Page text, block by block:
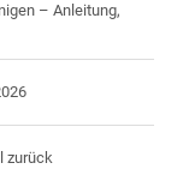
– Anleitung,
zurück